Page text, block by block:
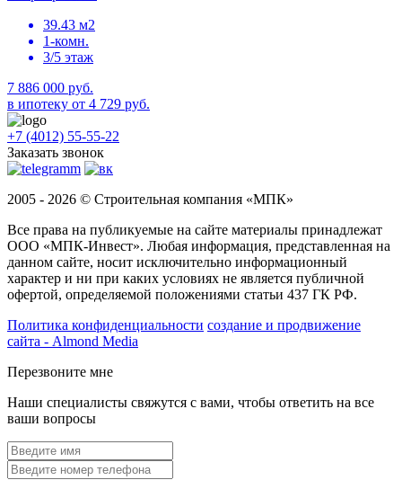
39.43 м2
1-комн.
3/5 этаж
7 886 000 руб.
в ипотеку от 4 729 руб.
+7 (4012) 55-55-22
Заказать звонок
2005 - 2026 © Строительная компания «МПК»
Все права на публикуемые на сайте материалы принадлежат
ООО «МПК-Инвест». Любая информация, представленная на
данном сайте, носит исключительно информационный
характер и ни при каких условиях не является публичной
офертой, определяемой положениями статьи 437 ГК РФ.
Политика конфиденциальности создание и продвижение
сайта - Almond Media
Перезвоните мне
Наши специалисты свяжутся с вами, чтобы ответить на все
ваши вопросы